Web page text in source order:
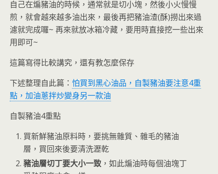
自己在煸豬油的時候，通常就是切小塊，然後小火慢慢
煎，就會越來越多油出來，最後再把豬油渣(酥)撈出來過
濾就完成囉~ 再來就放冰箱冷藏，要用時直接挖一些出來
用即可~
這篇寫得比較講究，還有教怎麼保存
下述整理自此篇： 怕買到黑心油品，自製豬油要注意4重
點，加油蔥拌炒變身另一款油
自製豬油4重點
買新鮮豬油原料時，要挑無雜質、雜毛的豬油
層，買回來後要清洗瀝乾
豬油層切丁要大小一致 ，如此煸油時每個油塊丁